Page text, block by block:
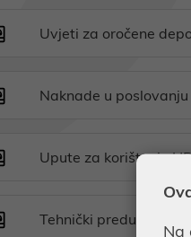
Uvjeti za oročene
Naknade u
Upute za korištenje
Tehnički preduvjeti
Na